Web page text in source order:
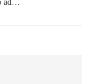
ad…